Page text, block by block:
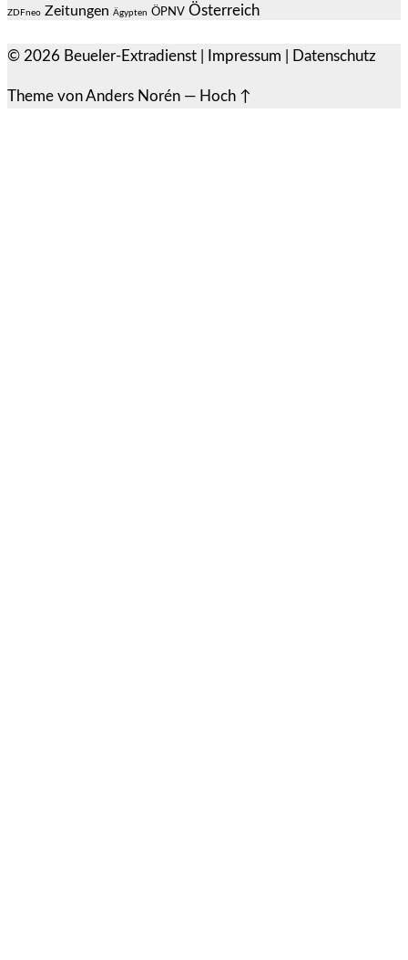
ZDFneo Zeitungen Ägypten ÖPNV Österreich
© 2026 Beueler-Extradienst Impressum Datenschutz
Theme vonAnders Norén — Hoch ↑